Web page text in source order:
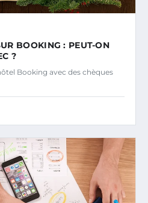
BOOKING : PEUT-ON
?
Booking avec des chèques